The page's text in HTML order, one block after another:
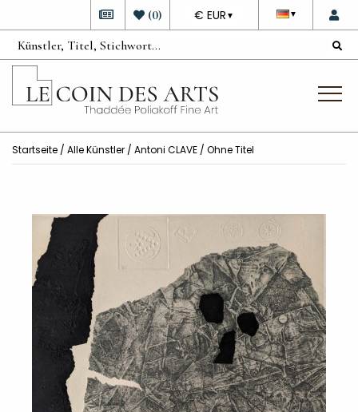
▼
DEVISE
€ EUR ▼
(0)
Startseite / Alle Künstler / Antoni CLAVE / Ohne Titel